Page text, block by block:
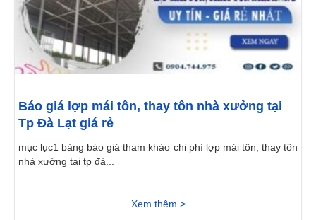
Báo giá lợp mái tôn, thay tôn nhà xưởng tại
Tp Đà Lạt giá rẻ
mục lục1 bảng báo giá tham khảo chi phí lợp mái tôn, thay tôn
nhà xưởng tại tp đà...
Xem thêm >